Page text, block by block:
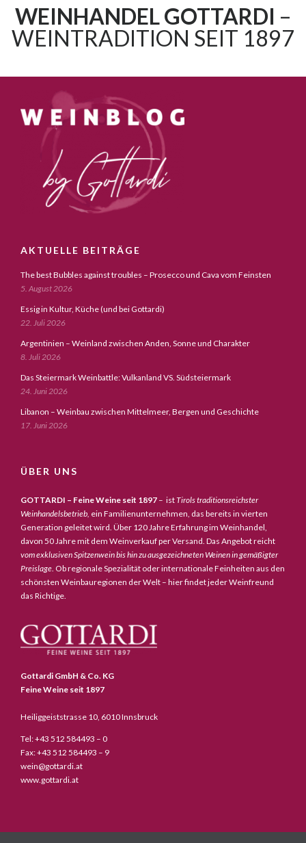
WEINHANDEL GOTTARDI –
WEINTRADITION SEIT 1897
AKTUELLE BEITRÄGE
The best Bubbles against troubles – Prosecco und Cava vom Feinsten
5. August 2026
Essig in Kultur, Küche (und bei Gottardi)
22. Juli 2026
Argentinien – Weinland zwischen Anden, Sonne und Charakter
8. Juli 2026
Das Steiermark Weinbattle: Vulkanland VS. Südsteiermark
24. Juni 2026
Libanon – Weinbau zwischen Mittelmeer, Bergen und Geschichte
17. Juni 2026
ÜBER UNS
GOTTARDI – Feine Weine seit 1897 – istTirols traditionsreichster
Weinhandelsbetrieb, ein Familienunternehmen, das bereits in vierten
Generation geleitet wird. Über 120 Jahre Erfahrung im Weinhandel,
davon 50 Jahre mit dem Weinverkauf per Versand. Das Angebot reicht
vom exklusiven Spitzenwein bis hin zu ausgezeichneten Weinen in gemäßigter
Preislage. Ob regionale Spezialität oder internationale Feinheiten aus den
schönsten Weinbauregionen der Welt – hier findet jeder Weinfreund
das Richtige.
Gottardi GmbH & Co. KG
Feine Weine seit 1897
Heiliggeiststrasse 10, 6010 Innsbruck
Tel: +43 512 584493 – 0
Fax: +43 512 584493 – 9
wein@gottardi.at
www.gottardi.at